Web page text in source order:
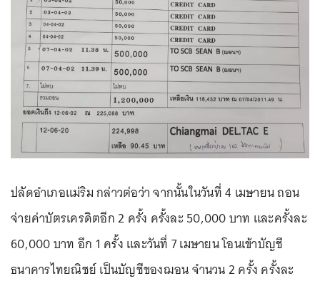
ปลัดอำเภอแม่ริม กล่าวต่อว่า จากนั้นในวันที่ 4 เมษายน ถอน
จ่ายค่าบัตรเครดิตอีก 2 ครั้ง ครั้งละ 50,000 บาท และครั้งละ
60,000 บาท อีก 1 ครั้ง และวันที่ 7 เมษายน โอนเข้าบัญชี
ธนาคารไทยณิชย์ เป็นบัญชีของฌอน จำนวน 2 ครั้ง ครั้งละ